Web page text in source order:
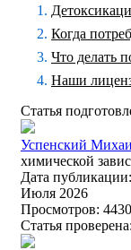
Когда
Что делать
Наши
Статья
Успенский
химической
Дата
Июля 2026
Просмотров:
Статья проверена: